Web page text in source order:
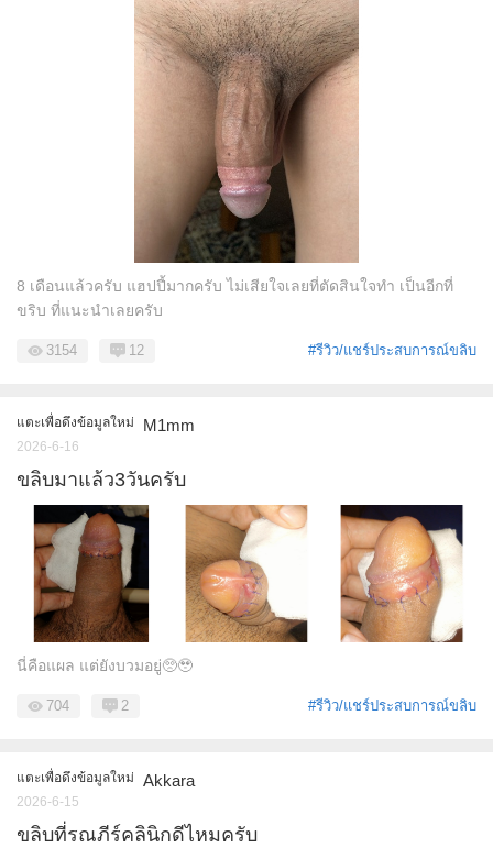
8 เดือนแล้วครับ แฮปปี้มากครับ ไม่เสียใจเลยที่ตัดสินใจทำ เป็นอีกที่
ขริบ ที่แนะนำเลยครับ
#รีวิว/แชร์ประสบการณ์ขลิบ
3154 12
แตะเพื่อดึงข้อมูลใหม่ M1mm
2026-6-16
ขลิบมาแล้ว3วันครับ
นี่คือแผล แต่ยังบวมอยู่🥺🥹
#รีวิว/แชร์ประสบการณ์ขลิบ
704 2
แตะเพื่อดึงข้อมูลใหม่ Akkara
2026-6-15
ขลิบที่รณภีร์คลินิกดีไหมครับ